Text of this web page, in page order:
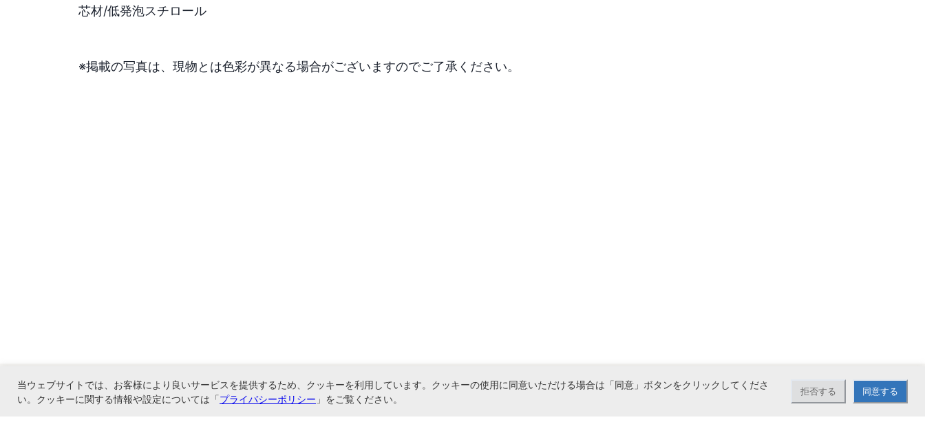
芯材/低発泡スチロール
※掲載の写真は、現物とは色彩が異なる場合がございますのでご了承ください。
当ウェブサイトでは、お客様により良いサービスを提供するため、クッキーを利用しています。クッキーの使用に同意いただける場合は「同意」ボタンをクリックしてくださ
い。クッキーに関する情報や設定については「プライバシーポリシー 」をご覧ください。
拒否する 同意する